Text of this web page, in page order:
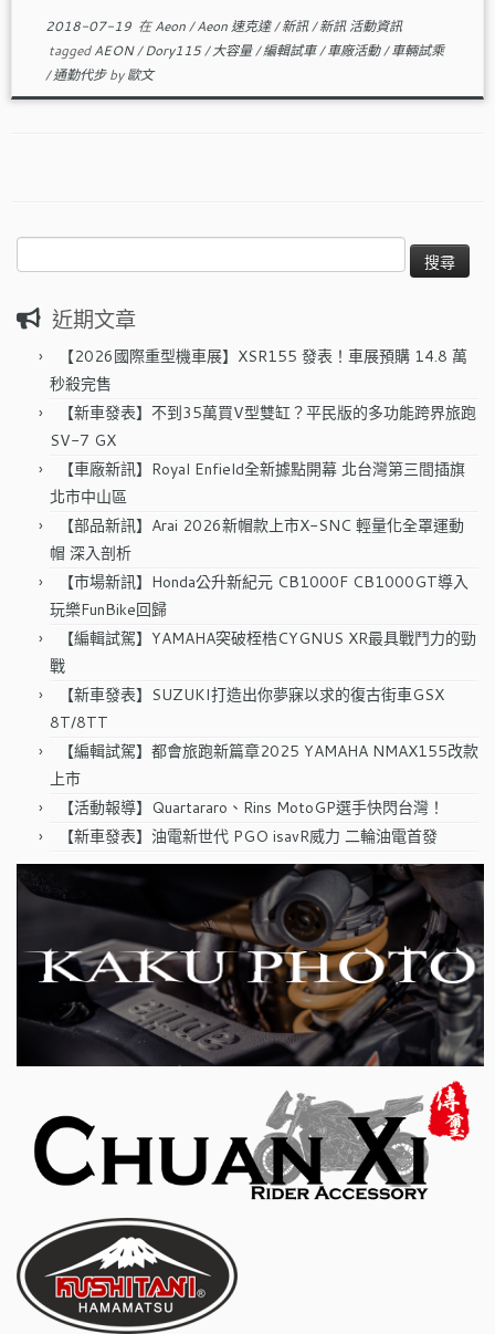
2018-07-19在Aeon/Aeon 速克達/新訊/新訊 活動資訊
taggedAEON/Dory115/大容量/編輯試車/車廠活動/車輛試乘
/通勤代步by歐文
尋
鍵
近期文章
【2026國際重型機車展】XSR155 發表！車展預購 14.8 萬
秒殺完售
【新車發表】不到35萬買V型雙缸？平民版的多功能跨界旅跑
SV-7 GX
【車廠新訊】Royal Enfield全新據點開幕 北台灣第三間插旗
北市中山區
【部品新訊】Arai 2026新帽款上市X-SNC 輕量化全罩運動
帽 深入剖析
【市場新訊】Honda公升新紀元 CB1000F CB1000GT導入
玩樂FunBike回歸
【編輯試駕】YAMAHA突破桎梏CYGNUS XR最具戰鬥力的勁
戰
【新車發表】SUZUKI打造出你夢寐以求的復古街車GSX
8T/8TT
【編輯試駕】都會旅跑新篇章2025 YAMAHA NMAX155改款
上市
【活動報導】Quartararo、Rins MotoGP選手快閃台灣！
【新車發表】油電新世代 PGO isavR威力 二輪油電首發